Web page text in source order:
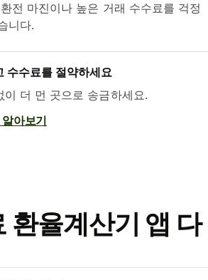
전 마진이나 높은 거래 수수료를 걱정
니다.
수수료를 절약하세요
이 더 먼 곳으로 송금하세요.
아보기
환율계산기 앱 다